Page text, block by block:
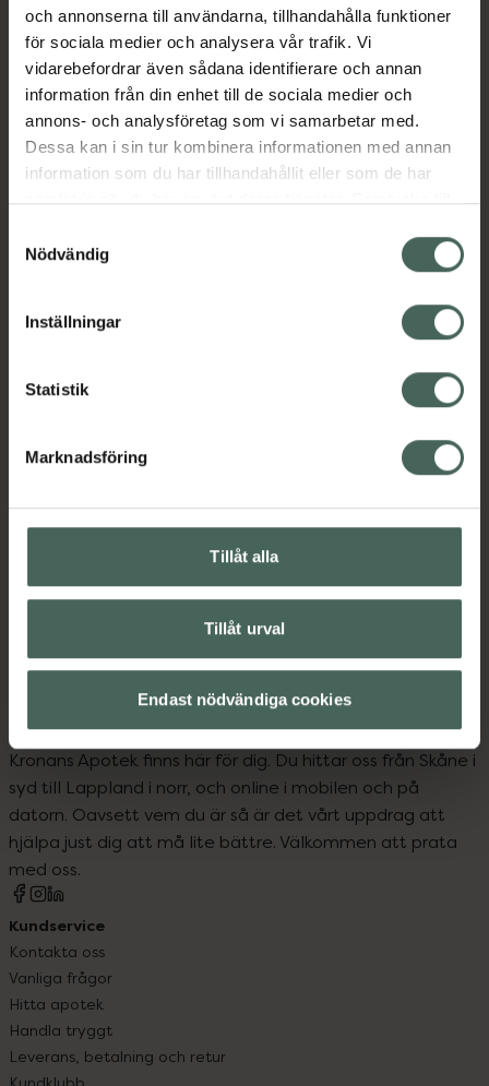
och annonserna till användarna, tillhandahålla funktioner
för sociala medier och analysera vår trafik. Vi
vidarebefordrar även sådana identifierare och annan
information från din enhet till de sociala medier och
annons- och analysföretag som vi samarbetar med.
Dessa kan i sin tur kombinera informationen med annan
information som du har tillhandahållit eller som de har
samlat in när du har använt deras tjänster. Samtycke till
återkalla ditt samtycke via webbplatsens
cookieinställningar. Ett återkallat samtycke påverkar inte
lagligheten av behandling som skett innan återkallelsen.
Nödvändig
Inställningar
Statistik
Marknadsföring
Tillåt alla
Tillåt urval
Endast nödvändiga cookies
aminosyrakomplexet stimulerar det
kollagenproduktionen och slätar ut rynkor och
fina linjer.Håller huden återfuktad, elastisk och
spänstig.Passa alla hudtyper som är i behov
av fukt. PH: 5.3-5.8
Jämförpris 3,38 kr/ml
Ansiktsserum
Innehåll Visa
Visa
Upptäck flera produkter inom
Ansiktsvård
Kronans Apotek finns här för dig. Du hittar oss från Skåne i
syd till Lappland i norr, och online i mobilen och på
datorn. Oavsett vem du är så är det vårt uppdrag att
hjälpa just dig att må lite bättre. Välkommen att prata
med oss.
Kundservice
Kontakta oss
Vanliga frågor
Hitta apotek
Handla tryggt
Leverans, betalning och retur
Kundklubb